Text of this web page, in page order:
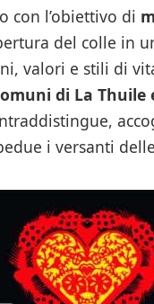
con l’obiettivo di
del colle in
valori e stili di
di La Thuile
i versanti